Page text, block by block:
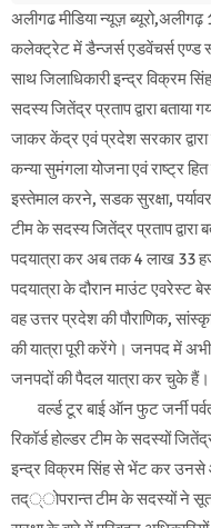
अलीगढ मीडिया न्यूज़
कलेक्ट्रेट में डैन्जर्स एडवेंचर्स एण्ड
साथ जिलाधिकारी इन्द्र विक्रम
सदस्य जितेंद्र प्रताप द्वारा
जाकर केंद्र एवं प्रदेश सरकार
कन्या सुमंगला योजना एवं राष्ट्र
इस्तेमाल करने, सडक सुरक्षा,
टीम के सदस्य जितेंद्र प्रताप द्वारा
पदयात्रा कर अब तक 4 लाख 33
पदयात्रा के दौरान माउंट एवरेस्ट
वह उत्तर प्रदेश की पौराणिक,
की यात्रा पूरी करेंगे। जनपद में
जनपदों की पैदल यात्रा कर चुके हैं।
वर्ल्ड टूर बाई ऑन फुट जर्नी
रिकॉर्ड होल्डर टीम के सदस्यों
इन्द्र विक्रम सिंह से भेंट कर उनसे
तद््ोपरान्त टीम के सदस्यों ने